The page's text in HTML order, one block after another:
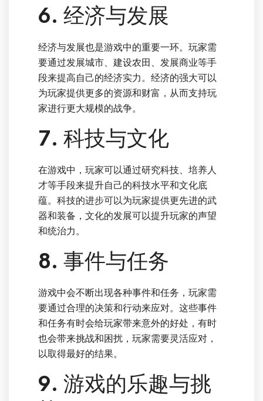
6. 经济与发展
经济与发展也是游戏中的重要一环。玩家需
要通过发展城市、建设农田、发展商业等手
段来提高自己的经济实力。经济的强大可以
为玩家提供更多的资源和财富，从而支持玩
家进行更大规模的战争。
7. 科技与文化
在游戏中，玩家可以通过研究科技、培养人
才等手段来提升自己的科技水平和文化底
蕴。科技的进步可以为玩家提供更先进的武
器和装备，文化的发展可以提升玩家的声望
和统治力。
8. 事件与任务
游戏中会不断出现各种事件和任务，玩家需
要通过合理的决策和行动来应对。这些事件
和任务有时会给玩家带来意外的好处，有时
也会带来挑战和困扰，玩家需要灵活应对，
以取得最好的结果。
9. 游戏的乐趣与挑